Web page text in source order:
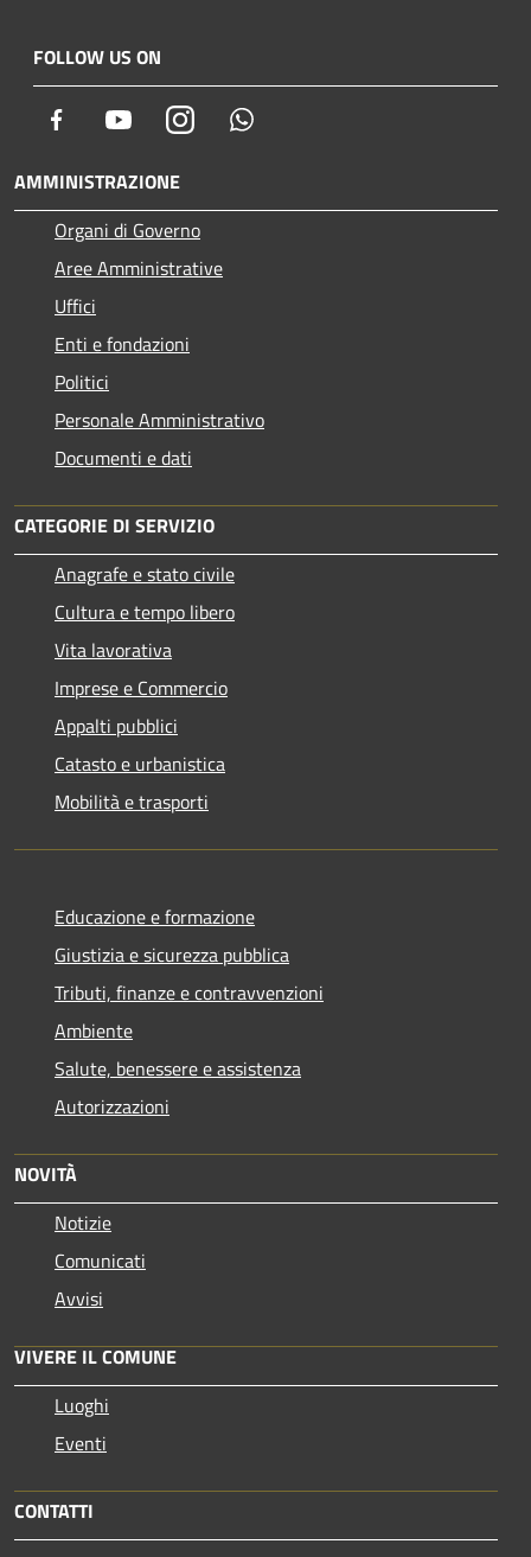
FOLLOW US ON
Facebook YoutubeInstagram
AMMINISTRAZIONE
Organi di Governo
Aree Amministrative
Uffici
Enti e fondazioni
Politici
Personale Amministrativo
Documenti e dati
CATEGORIE DI SERVIZIO
Anagrafe e stato civile
Cultura e tempo libero
Vita lavorativa
Imprese e Commercio
Appalti pubblici
Catasto e urbanistica
Mobilità e trasporti
Educazione e formazione
Giustizia e sicurezza pubblica
Tributi, finanze e contravvenzioni
Ambiente
Salute, benessere e assistenza
Autorizzazioni
NOVITÀ
Notizie
Comunicati
Avvisi
VIVERE IL COMUNE
Luoghi
Eventi
CONTATTI